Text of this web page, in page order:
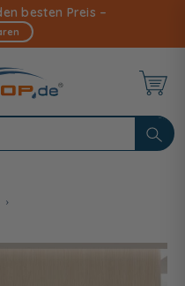
besten Preis –